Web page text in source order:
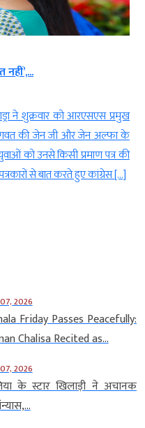
घोटाले की फाइल बंद,...
ने हिंदुजा ब्रदर्स को बरी करने वाले
दायर अंतिम अपील को भी
चर्चित और लंबे समय तक चलने
कांड का कानूनी अध्याय हमेशा के
2026
Friday Passes Peacefully:
Chalisa Recited as...
2026
के स्टार खिलाड़ी ने अचानक